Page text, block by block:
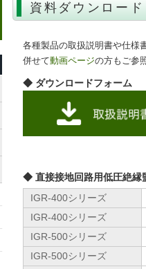
資料ダウンロード
各種製品の取扱説明書や仕様
併せて動画ページの方もご参
◆ ダウンロードフォーム
◆ 直接接地回路用低圧絶縁
IGR-400シリーズ
IGR-400シリーズ
IGR-500シリーズ
IGR-500シリーズ